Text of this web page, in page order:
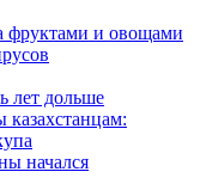
фруктами и овощами
лет дольше
казахстанцам:
начался